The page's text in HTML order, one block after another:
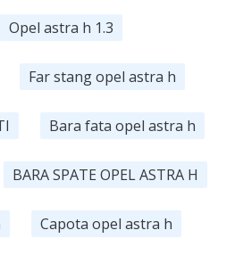
Opel astra h 1.3
Far stang opel astra h
Bara fata opel astra h
BARA SPATE OPEL ASTRA H
Capota opel astra h